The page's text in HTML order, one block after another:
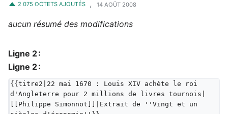
2 075 OCTETS AJOUTÉS , 14 AOÛT 2008
aucun résumé des modifications
Ligne 2 :
Ligne 2 :
{{titre2|22 mai 1670 : Louis XIV achète le roi
d'Angleterre pour 2 millions de livres tournois|
[[Philippe Simonnot]]|Extrait de ''Vingt et un